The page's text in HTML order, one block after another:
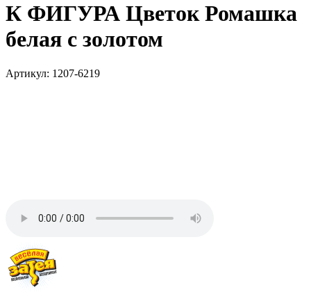
К ФИГУРА Цветок Ромашка
белая с золотом
Артикул: 1207-6219